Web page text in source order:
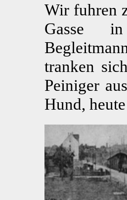
Wir fuhren
Gasse
tranken
Peiniger
Hund,